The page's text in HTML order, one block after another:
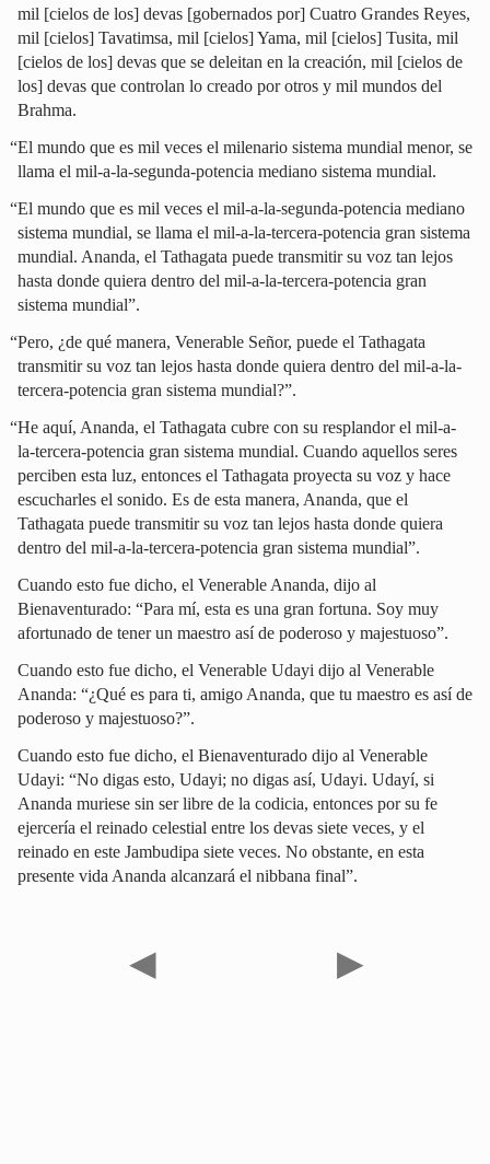
mil [cielos de los] devas [gobernados por] Cuatro Grandes Reyes,
mil [cielos] Tavatimsa, mil [cielos] Yama, mil [cielos] Tusita, mil
[cielos de los] devas que se deleitan en la creación, mil [cielos de
los] devas que controlan lo creado por otros y mil mundos del
Brahma.
“El mundo que es mil veces el milenario sistema mundial menor, se
llama el mil-a-la-segunda-potencia mediano sistema mundial.
“El mundo que es mil veces el mil-a-la-segunda-potencia mediano
sistema mundial, se llama el mil-a-la-tercera-potencia gran sistema
mundial. Ananda, el Tathagata puede transmitir su voz tan lejos
hasta donde quiera dentro del mil-a-la-tercera-potencia gran
sistema mundial”.
“Pero, ¿de qué manera, Venerable Señor, puede el Tathagata
transmitir su voz tan lejos hasta donde quiera dentro del mil-a-la-
tercera-potencia gran sistema mundial?”.
“He aquí, Ananda, el Tathagata cubre con su resplandor el mil-a-
la-tercera-potencia gran sistema mundial. Cuando aquellos seres
perciben esta luz, entonces el Tathagata proyecta su voz y hace
escucharles el sonido. Es de esta manera, Ananda, que el
Tathagata puede transmitir su voz tan lejos hasta donde quiera
dentro del mil-a-la-tercera-potencia gran sistema mundial”.
Cuando esto fue dicho, el Venerable Ananda, dijo al
Bienaventurado: “Para mí, esta es una gran fortuna. Soy muy
afortunado de tener un maestro así de poderoso y majestuoso”.
Cuando esto fue dicho, el Venerable Udayi dijo al Venerable
Ananda: “¿Qué es para ti, amigo Ananda, que tu maestro es así de
poderoso y majestuoso?”.
Cuando esto fue dicho, el Bienaventurado dijo al Venerable
Udayi: “No digas esto, Udayi; no digas así, Udayi. Udayí, si
Ananda muriese sin ser libre de la codicia, entonces por su fe
ejercería el reinado celestial entre los devas siete veces, y el
reinado en este Jambudipa siete veces. No obstante, en esta
presente vida Ananda alcanzará el nibbana final”.
◀ ▶